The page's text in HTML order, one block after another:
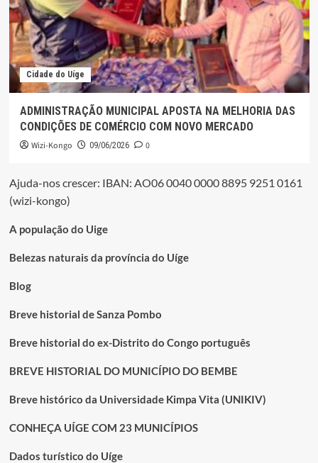
Cidade do Uíge
ADMINISTRAÇÃO MUNICIPAL APOSTA NA MELHORIA DAS
CONDIÇÕES DE COMÉRCIO COM NOVO MERCADO
Wizi-Kongo 09/06/2026 0
Ajuda-nos crescer: IBAN: AO06 0040 0000 8895 9251 0161
(wizi-kongo)
A população do Uige
Belezas naturais da província do Uíge
Blog
Breve historial de Sanza Pombo
Breve historial do ex-Distrito do Congo português
BREVE HISTORIAL DO MUNICÍPIO DO BEMBE
Breve histórico da Universidade Kimpa Vita (UNIKIV)
CONHEÇA UÍGE COM 23 MUNICÍPIOS
Dados turístico do Uíge